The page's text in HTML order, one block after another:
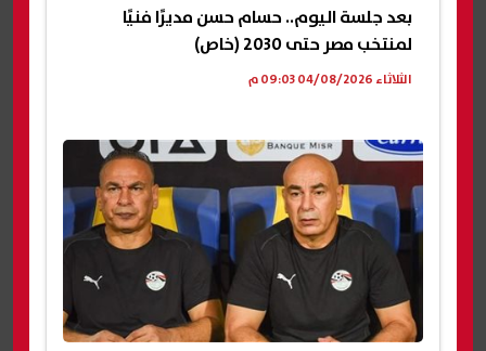
بعد جلسة اليوم.. حسام حسن مديرًا فنيًا
لمنتخب مصر حتى 2030 (خاص)
الثلاثاء 04/08/2026 09:03 م